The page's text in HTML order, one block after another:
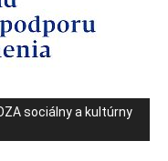
sociálny a kultúrny